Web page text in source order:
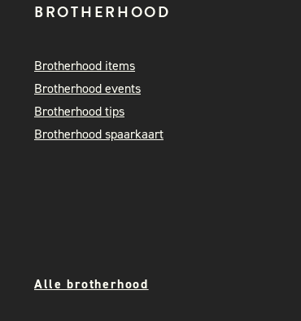
BROTHERHOOD
Brotherhood items
Brotherhood events
Brotherhood tips
Brotherhood spaarkaart
Alle brotherhood